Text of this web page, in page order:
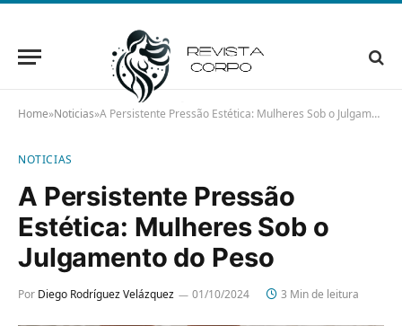
Home»Noticias»A Persistente Pressão Estética: Mulheres Sob o Julgamento do Peso
NOTICIAS
A Persistente Pressão
Estética: Mulheres Sob o
Julgamento do Peso
Por Diego Rodríguez Velázquez 01/10/2024 3 Min de leitura